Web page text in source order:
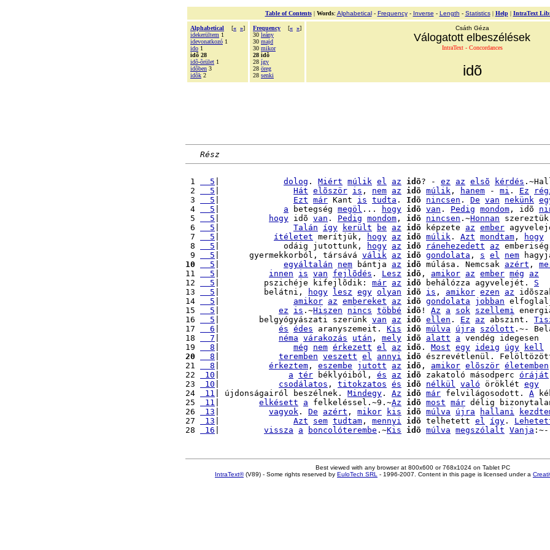
Table of Contents| Words: Alphabetical- Frequency- Inverse - Length - Statistics| Help| IntraText
Alphabetical [« »]
idekerültem 1
idevonatkozó 1
ido 1
idõ 28
idõ-õrület 1
idõben 3
idõk 2
Frequency [« »]
30 leány
30 majd
30 mikor
28 idõ
28 így
28 öreg
28 senki
Csáth Géza
Válogatott elbeszélések
IntraText - Concordances
idõ
Rész
1
  5
dolog . Miért múlik el az idõ? - ez az elsõ kérdés
2
  5
Hát elõször is , nem az idõ múlik , hanem - mi . Ez
3
  5
Ezt már Kant is tudta . Idõ nincsen . De van nekünk
4
  5
a betegség megöl ... hogy idõ van . Pedig mondom , idõ
5
  5
hogy idõ van . Pedig mondom , idõ nincsen .~Honnan szereztük
6
  5
Talán így került be az idõ képzete az ember
7
  5
ítéletet merítjük, hogy az idõ múlik . Azt mondtam ,
hogy
8
  5
|             odáig jutottunk, hogy az idõ ránehezedett az
9
  5
|      gyermekkorból, társává válik az idõ gondolata , s el nem
10
  5
egyáltalán nem bántja az idõ múlása. Nemcsak azért ,
11
  5
innen is van fejlõdés . Lesz idõ , amikor az ember még
az
12
  5
|         pszichéje kifejlõdik: már az idõ behálózza agyvelejét. S
13
  5
|         belátni, hogy lesz egy olyan idõ is , amikor ezen az
14
  5
amikor az embereket az idõ gondolata jobban
15
  5
ez is .~Hiszen nincs többé idõ ! Az a sok szellemi
16
  5
|        belgyógyászati szerünk van az idõ ellen . Ez az abszint.
17
  6
és édes aranyszemeit. Kis idõ múlva újra szólott .~-
18
  7
néma várakozás után , mely idõ alatt a vendég idegesen
19
  8
még nem érkezett el az idõ . Most egy ideig úgy
kell
20
  8
teremben veszett el annyi idõ észrevétlenül.
21
  8
érkeztem , eszembe jutott az idõ , amikor elõször életemben
22
10 a tér béklyóiból, és az idõ zakatoló másodperc óráját
23
10 csodálatos , titokzatos és idõ nélkül való öröklét egy
24
11 | újdonságairól beszélnek. Mindegy . Az idõ már felvilágosodott. A
25
11 elkésett a felkeléssel.~9.~Az idõ most már délig
26
13 vagyok . De azért , mikor kis idõ múlva újra hallani
27
13 Azt sem tudtam , mennyi idõ telhetett el így .
28
16 vissza a boncolóterembe .~Kis idõ múlva megszólalt Vanja
Best viewed with any browser at 800x600 or 768x1024 on Tablet PC
IntraText®(V89) - Some rights reserved by EuloTech SRL - 1996-2007. Content in this page is licensed under a